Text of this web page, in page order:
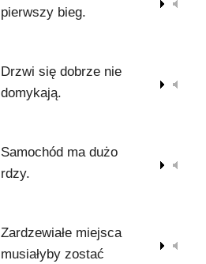
pierwszy bieg.
Drzwi się dobrze nie
domykają.
Samochód ma dużo
rdzy.
Zardzewiałe miejsca
musiałyby zostać